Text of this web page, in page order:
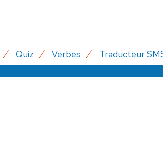
Quiz Verbes Traducteur